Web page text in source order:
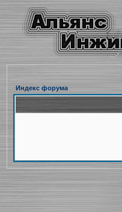
Индекс форума